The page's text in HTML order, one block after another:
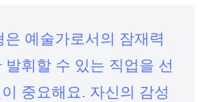
은 예술가로서의 잠재력
발휘할 수 있는 직업을 선
중요해요. 자신의 감성